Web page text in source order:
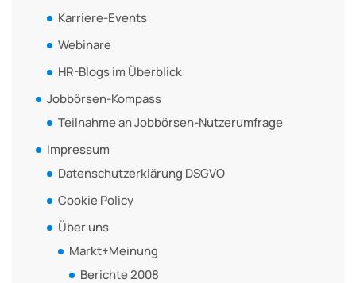
Karriere-Events
Webinare
HR-Blogs im Überblick
Jobbörsen-Kompass
Teilnahme an Jobbörsen-Nutzerumfrage
Impressum
Datenschutzerklärung DSGVO
Cookie Policy
Über uns
Markt+Meinung
Berichte 2008